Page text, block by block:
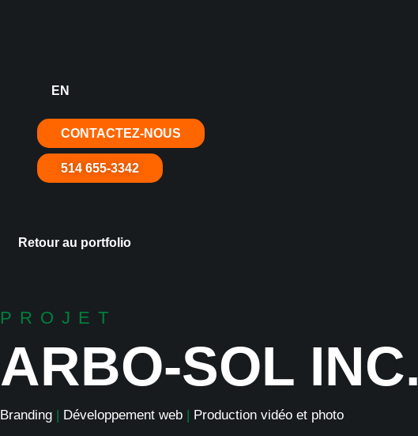
EN
CONTACTEZ-NOUS
514 655-3342
Retour au portfolio
PROJET
ARBO-SOL INC.
Branding | Développement web | Production vidéo et photo